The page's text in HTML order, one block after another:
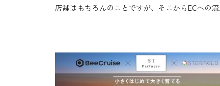
店舗はもちろんのことですが、そこからECへの流